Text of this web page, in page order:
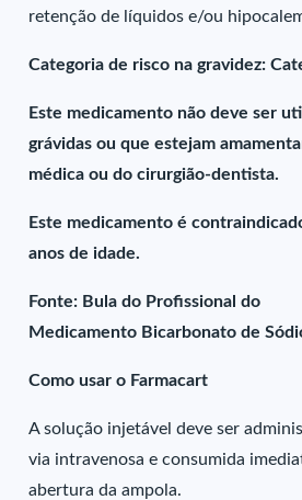
retenção de líquidos e/ou
Categoria de risco na gravidez:
Este medicamento não deve ser
grávidas ou que estejam
médica ou do cirurgião-dentista.
Este medicamento é
anos de idade.
Fonte: Bula do Profissional do
Medicamento Bicarbonato de
Como usar o Farmacart
A solução injetável deve ser
via intravenosa e consumida
abertura da ampola.